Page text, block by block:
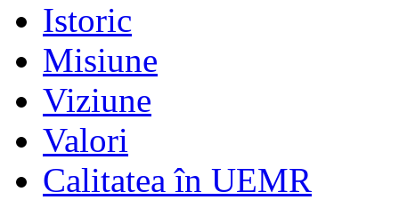
Istoric
Misiune
Viziune
Valori
Calitatea în UEMR